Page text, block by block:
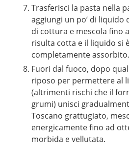
Trasferisci la pasta nella
aggiungi un po’ di liquido
di cottura e mescola fino
risulta cotta e il liquido si
completamente assorbito.
Fuori dal fuoco, dopo
riposo per permettere al
(altrimenti rischi che il
grumi) unisci
Toscano grattugiato,
energicamente fino ad
morbida e vellutata.